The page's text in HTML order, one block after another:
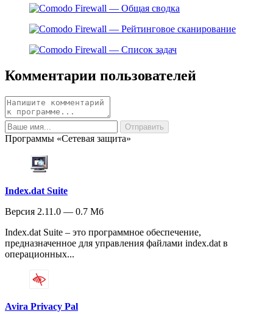
Комментарии пользователей
Программы «Сетевая защита»
Index.dat Suite
Версия 2.11.0 — 0.7 Мб
Index.dat Suite – это программное обеспечение,
предназначенное для управления файлами index.dat в
операционных...
Avira Privacy Pal